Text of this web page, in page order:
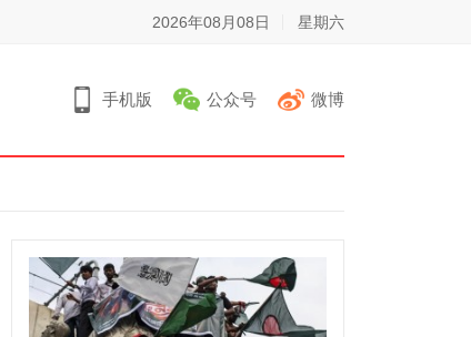
2026年08月08日 星期六
手机版 公众号 微博